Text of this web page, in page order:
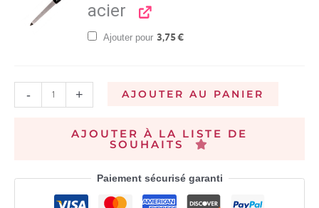
acier
Ajouter pour 3,75€
- + AJOUTER AU PANIER
AJOUTER À LA LISTE DE
SOUHAITS
Paiement sécurisé garanti